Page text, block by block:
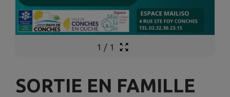
1 / 1
SORTIE EN FAMILLE